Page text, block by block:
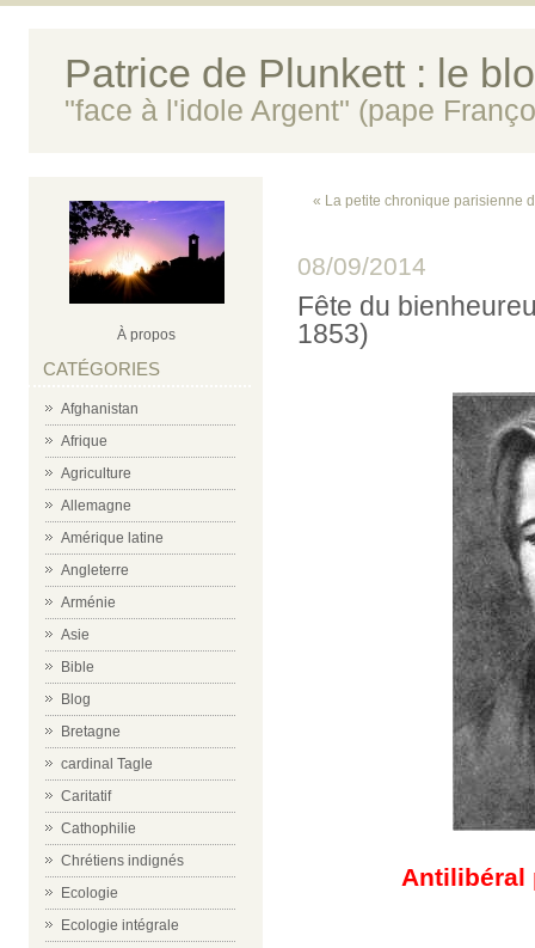
Patrice de Plunkett : le
"face à l'idole Argent" (pape
À propos
CATÉGORIES
Afghanistan
Afrique
Agriculture
Allemagne
Amérique latine
Angleterre
Arménie
Asie
Bible
Blog
Bretagne
cardinal Tagle
Caritatif
Cathophilie
Chrétiens indignés
Ecologie
Ecologie intégrale
« La petite chronique parisienne
08/09/2014
Fête du
1853)
Antilibéral